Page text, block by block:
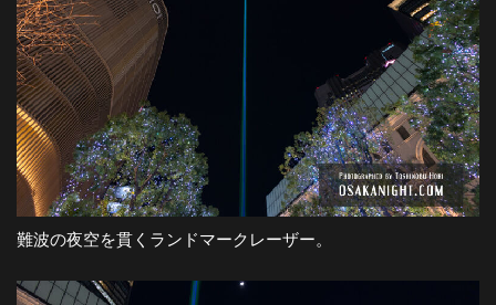
難波の夜空を貫くランドマークレーザー。